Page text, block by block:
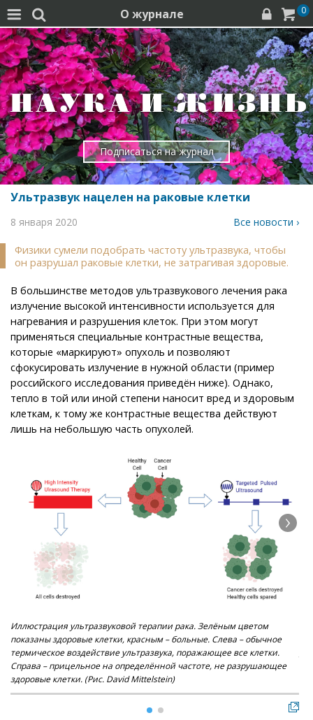
  О журнале   0
Подписаться на журнал
Ультразвук нацелен на раковые клетки
8 января 2020 Все новости ›
Физики сумели подобрать частоту ультразвука, чтобы
он разрушал раковые клетки, не затрагивая здоровые.
В большинстве методов ультразвукового лечения рака
излучение высокой интенсивности используется для
нагревания и разрушения клеток. При этом могут
применяться специальные контрастные вещества,
которые «маркируют» опухоль и позволяют
сфокусировать излучение в нужной области (пример
российского исследования приведён ниже). Однако,
тепло в той или иной степени наносит вред и здоровым
клеткам, к тому же контрастные вещества действуют
лишь на небольшую часть опухолей.
Иллюстрация ультразвуковой терапии рака. Зелёным цветом
показаны здоровые клетки, красным – больные. Слева – обычное
термическое воздействие ультразвука, поражающее все клетки.
Справа – прицельное на определённой частоте, не разрушающее
здоровые клетки. (Рис. David Mittelstein)